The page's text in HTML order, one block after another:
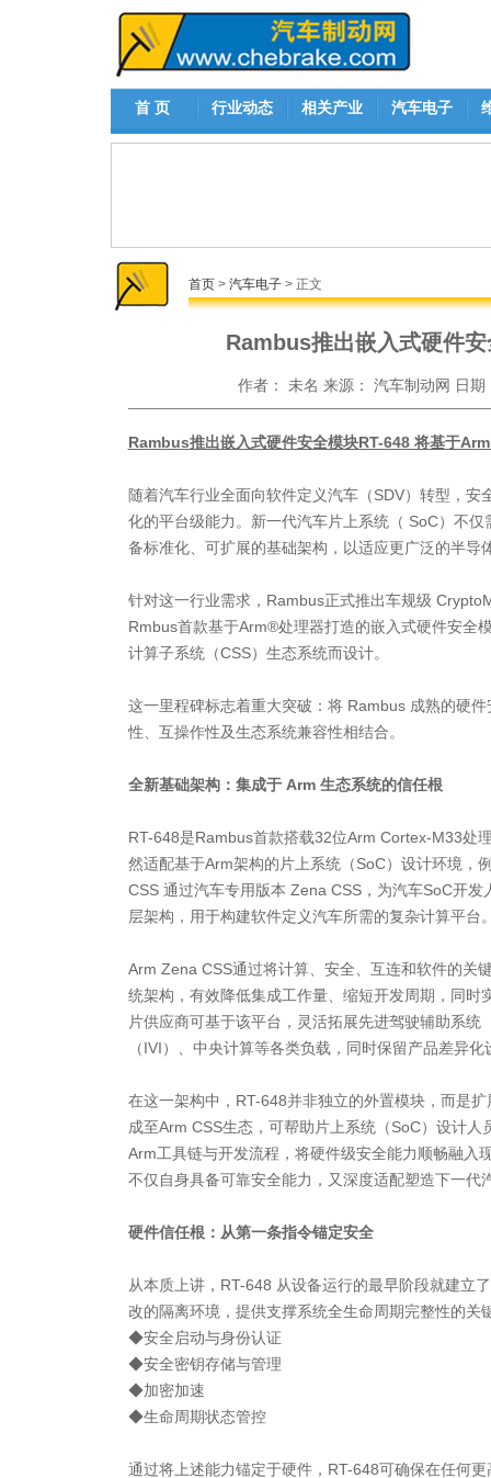
首 页 行业动态 相关产业 汽车电子
首页 > 汽车电子 > 正文
Rambus推出嵌入式硬件
作者： 未名 来源： 汽车制动网 日
Rambus推出嵌入式硬件安全模块RT-648 将基于
随着汽车行业全面向软件定义汽车（SDV）转型，安
化的平台级能力。新一代汽车片上系统（ SoC）不
备标准化、可扩展的基础架构，以适应更广泛的半导
针对这一行业需求，Rambus正式推出车规级
Rmbus首款基于Arm®处理器打造的嵌入式硬件安全
计算子系统（CSS）生态系统而设计。
这一里程碑标志着重大突破：将 Rambus 成熟的硬
性、互操作性及生态系统兼容性相结合。
全新基础架构：集成于 Arm 生态系统的信任根
RT-648是Rambus首款搭载32位Arm Cortex-M33处
然适配基于Arm架构的片上系统（SoC）设计环境，
CSS 通过汽车专用版本 Zena CSS，为汽车SoC开
层架构，用于构建软件定义汽车所需的复杂计算平台
Arm Zena CSS通过将计算、安全、互连和软件的关
统架构，有效降低集成工作量、缩短开发周期，同时
片供应商可基于该平台，灵活拓展先进驾驶辅助系统
（IVI）、中央计算等各类负载，同时保留产品差异化
在这一架构中，RT-648并非独立的外置模块，而是
成至Arm CSS生态，可帮助片上系统（SoC）设计人
Arm工具链与开发流程，将硬件级安全能力顺畅融入
不仅自身具备可靠安全能力，又深度适配塑造下一代
硬件信任根：从第一条指令锚定安全
从本质上讲，RT-648 从设备运行的最早阶段就建立
改的隔离环境，提供支撑系统全生命周期完整性的关
◆安全启动与身份认证
◆安全密钥存储与管理
◆加密加速
◆生命周期状态管控
通过将上述能力锚定于硬件，RT-648可确保在任何